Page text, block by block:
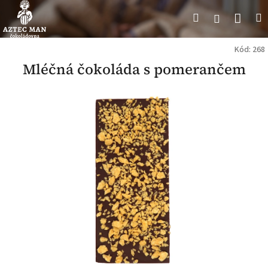
obsah
HledatPřihlášení
Kód: 268
Mléčná čokoláda s pomerančem